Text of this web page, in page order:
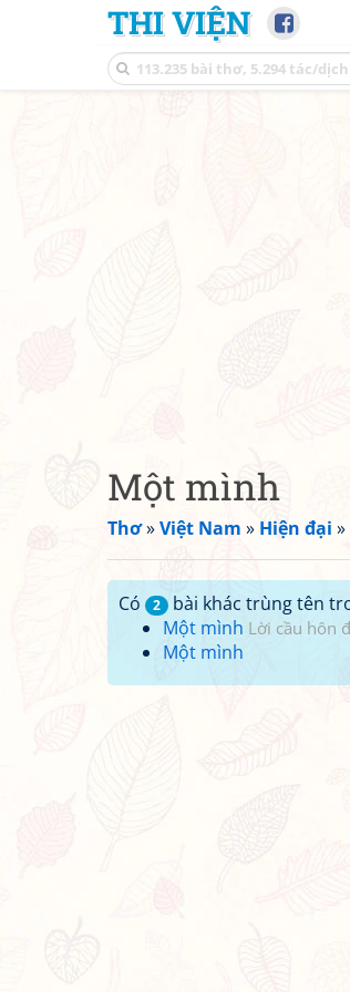
THI VIỆN
Một mình
Thơ»Việt Nam » Hiện đại »
Có 2
bài khác trùng tên
Một mình Lời cầu hôn
Một mình